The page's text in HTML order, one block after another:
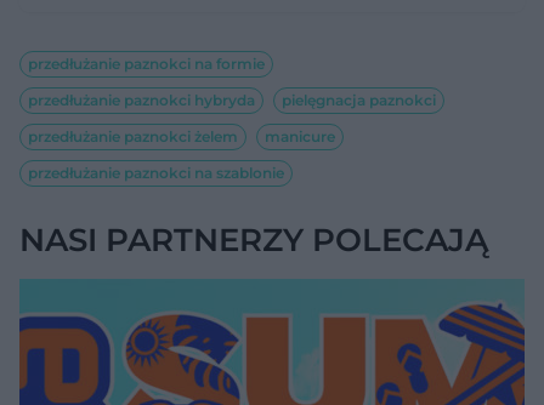
przedłużanie paznokci na formie
przedłużanie paznokci hybryda
pielęgnacja paznokci
przedłużanie paznokci żelem
manicure
przedłużanie paznokci na szablonie
NASI PARTNERZY POLECAJĄ